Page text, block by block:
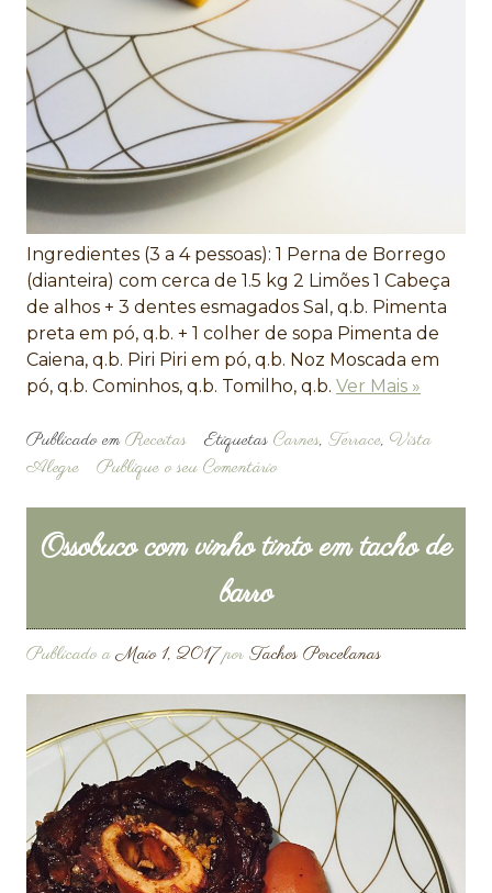
Ingredientes (3 a 4 pessoas): 1 Perna de Borrego
(dianteira) com cerca de 1.5 kg 2 Limões 1 Cabeça
de alhos + 3 dentes esmagados Sal, q.b. Pimenta
preta em pó, q.b. + 1 colher de sopa Pimenta de
Caiena, q.b. Piri Piri em pó, q.b. Noz Moscada em
pó, q.b. Cominhos, q.b. Tomilho, q.b. Ver Mais »
Publicado emReceitas Etiquetas Carnes, Terrace, Vista
Alegre
Publique o seu Comentário
Ossobuco com vinho tinto em tacho de
barro
Publicado aMaio 1, 2017por Tachos Porcelanas